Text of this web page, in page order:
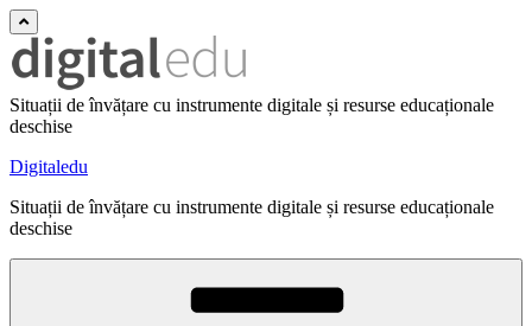
Situații de învățare cu instrumente digitale și resurse educaționale
deschise
Digitaledu
Situații de învățare cu instrumente digitale și resurse educaționale
deschise